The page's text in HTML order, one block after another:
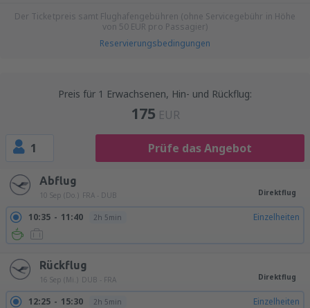
Der Ticketpreis samt Flughafengebühren (ohne Servicegebühr in Höhe
von 50 EUR pro Passagier)
Reservierungsbedingungen
Preis für 1 Erwachsenen, Hin- und Rückflug:
175 EUR
1 Prüfe das Angebot
Abflug
10 Sep (Do.) FRA - DUB Direktflug
10:35 11:40 2h 5min Einzelheiten
Rückflug
16 Sep (Mi.) DUB - FRA Direktflug
12:25 15:30 2h 5min Einzelheiten